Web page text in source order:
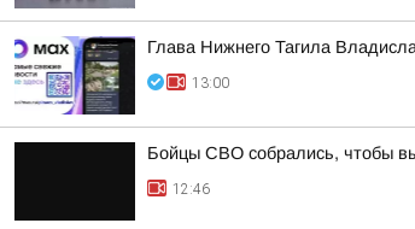
Глава Нижнего Тагила
13:00
Бойцы СВО собрались, чтобы
12:46